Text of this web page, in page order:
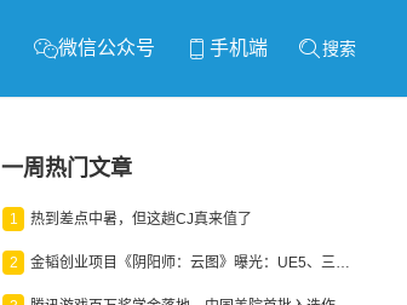
微信公众号 手机端 搜索
一周热门文章
1 热到差点中暑，但这趟CJ真来值了
2 金韬创业项目《阴阳师：云图》曝光：UE5、三端互通、ARPG